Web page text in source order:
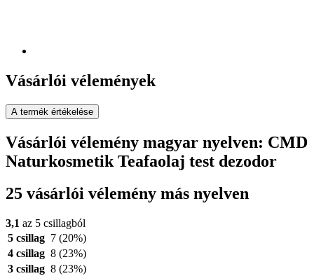
Vásárlói vélemények
A termék értékelése
Vásárlói vélemény magyar nyelven: CMD
Naturkosmetik Teafaolaj test dezodor
25 vásárlói vélemény más nyelven
3,1 az 5 csillagból
5 csillag 7 (20%)
4 csillag 8 (23%)
3 csillag 8 (23%)